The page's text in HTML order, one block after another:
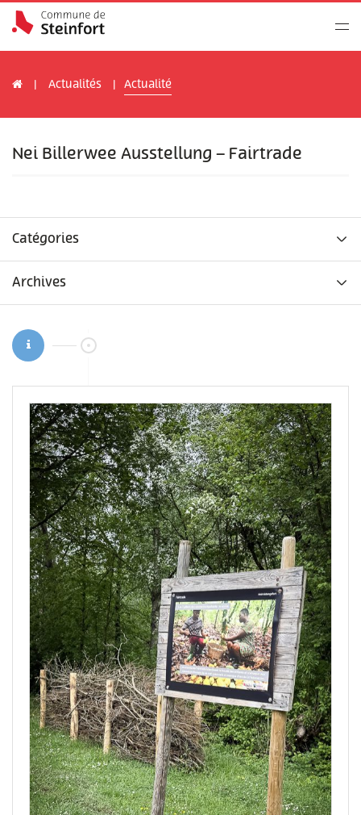
Actualités Actualité
Nei Billerwee Ausstellung – Fairtrade
Catégories
Archives